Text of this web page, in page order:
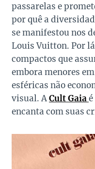
passarelas e
por quê a
se manifestou nos
Louis Vuitton. Por
compactos que
embora menores
esféricas não
visual. ACult Gaia
encanta com suas